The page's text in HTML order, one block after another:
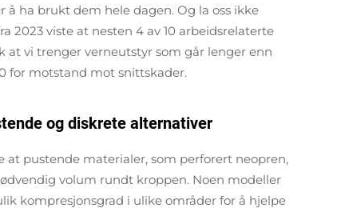
ha brukt dem hele dagen. Og la oss ikke
2023 viste at nesten 4 av 10 arbeidsrelaterte
at vi trenger verneutstyr som går lenger enn
for motstand mot snittskader.
og diskrete alternativer
pustende materialer, som perforert neopren,
volum rundt kroppen. Noen modeller
kompresjonsgrad i ulike områder for å hjelpe